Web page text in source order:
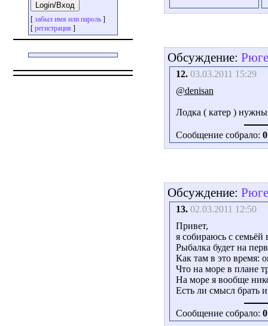
[ забыл имя или пароль ]
[ регистрация ]
Обсуждение:
12. 03.03.2011 15:29
@denisan
Лодка ( катер )
Сообщение собрало: 0
Обсуждение:
13. 02.03.2011 12:50
Привет,
я собираюсь с
Рыбалка будет на
Как там в это время:
Что на море в плане
На море я вообще
Есть ли смысл брать
Сообщение собрало: 0